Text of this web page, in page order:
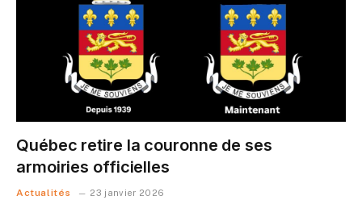
Québec retire la couronne de ses
armoiries officielles
Actualités 23 janvier 2026